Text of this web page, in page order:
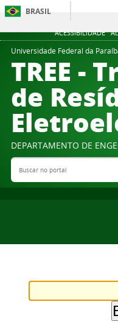
ACESSIBILIDADE
BRASIL
Universidade Federal da
TREE -
de
DEPARTAMENTO DE
Buscar no portal